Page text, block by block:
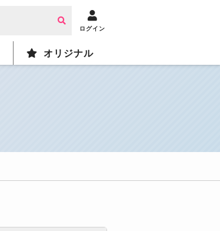
ログイン
オリジナル